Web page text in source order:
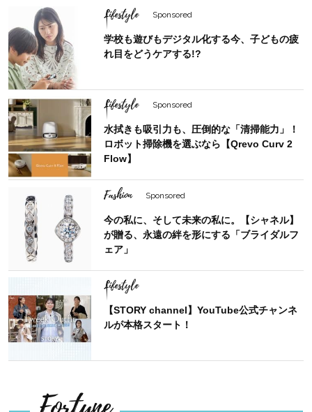
Lifestyle Sponsored
学校も遊びもデジタル化する今、子どもの疲
れ目をどうケアする!?
Lifestyle Sponsored
水拭きも吸引力も、圧倒的な「清掃能力」！
ロボット掃除機を選ぶなら【Qrevo Curv 2
Flow】
Fashion Sponsored
今の私に、そして未来の私に。【シャネル】
が贈る、永遠の絆を形にする「ブライダルフ
ェア」
Lifestyle
【STORY channel】YouTube公式チャンネ
ルが本格スタート！